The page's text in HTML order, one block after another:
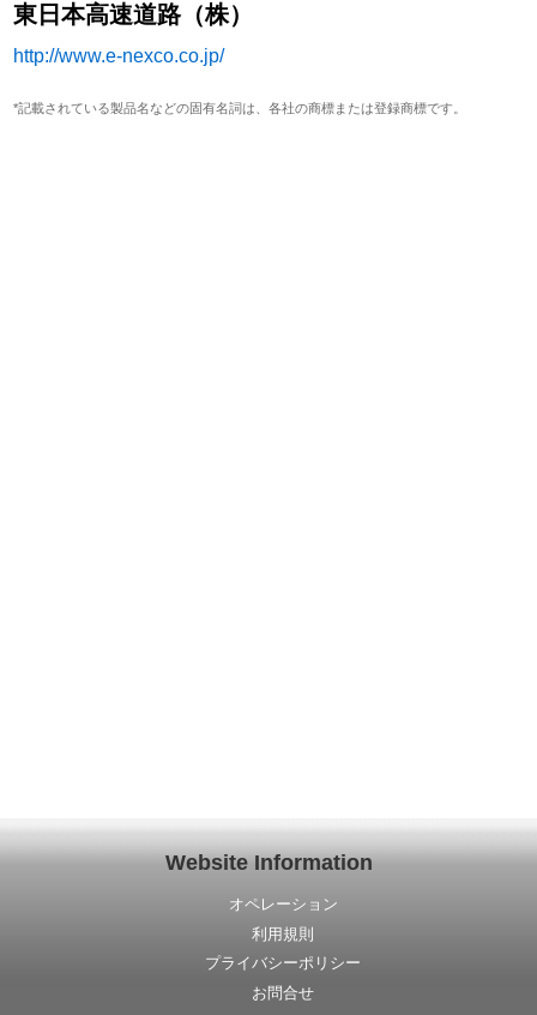
東日本高速道路（株）
http://www.e-nexco.co.jp/
*記載されている製品名などの固有名詞は、各社の商標または登録商標です。
Website Information
オペレーション
利用規則
プライバシーポリシー
お問合せ